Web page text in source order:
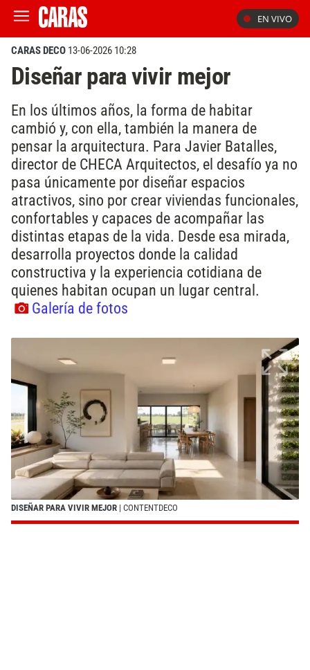
EN VIVO
CARAS DECO 13-06-2026 10:28
Diseñar para vivir mejor
En los últimos años, la forma de habitar
cambió y, con ella, también la manera de
pensar la arquitectura. Para Javier Batalles,
director de CHECA Arquitectos, el desafío ya no
pasa únicamente por diseñar espacios
atractivos, sino por crear viviendas funcionales,
confortables y capaces de acompañar las
distintas etapas de la vida. Desde esa mirada,
desarrolla proyectos donde la calidad
constructiva y la experiencia cotidiana de
quienes habitan ocupan un lugar central.
Galería de fotos
DISEÑAR PARA VIVIR MEJOR | CONTENTDECO